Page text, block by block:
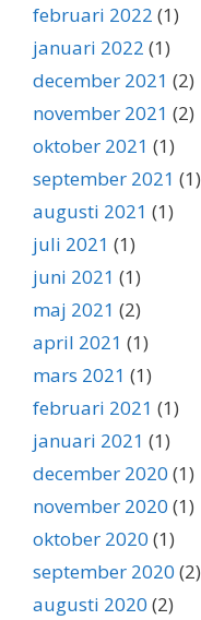
februari 2022 (1)
januari 2022 (1)
december 2021 (2)
november 2021 (2)
oktober 2021 (1)
september 2021 (1)
augusti 2021 (1)
juli 2021 (1)
juni 2021 (1)
maj 2021 (2)
april 2021 (1)
mars 2021 (1)
februari 2021 (1)
januari 2021 (1)
december 2020 (1)
november 2020 (1)
oktober 2020 (1)
september 2020 (2)
augusti 2020 (2)